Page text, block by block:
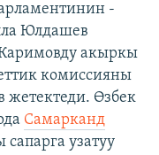
-
Юлдашев
акыркы
комиссияны
Өзбек
Самарканд
узатуу